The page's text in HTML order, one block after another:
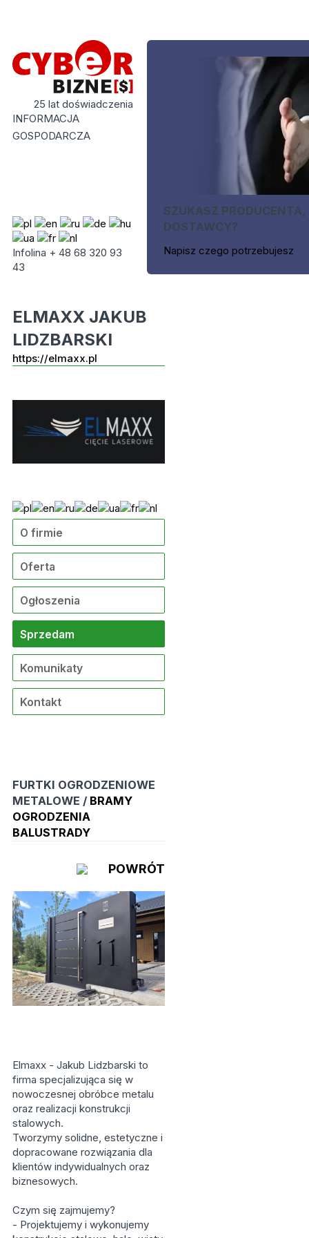
25 lat doświadczenia
INFORMACJA
GOSPODARCZA
Infolina + 48 68 320 93
43
SZUKASZ PRODUCENTA,
DOSTAWCY?
Napisz czego potrzebujesz
ELMAXX JAKUB
LIDZBARSKI
https://elmaxx.pl
O firmie
Oferta
Ogłoszenia
Sprzedam
Komunikaty
Kontakt
FURTKI OGRODZENIOWE
METALOWE / BRAMY
OGRODZENIA
BALUSTRADY
POWRÓT
Elmaxx - Jakub Lidzbarski to
firma specjalizująca się w
nowoczesnej obróbce metalu
oraz realizacji konstrukcji
stalowych.
Tworzymy solidne, estetyczne i
dopracowane rozwiązania dla
klientów indywidualnych oraz
biznesowych.
Czym się zajmujemy?
- Projektujemy i wykonujemy